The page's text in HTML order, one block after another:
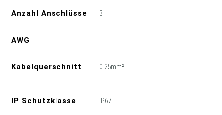
Anzahl Anschlüsse 3
AWG
Kabelquerschnitt 0.25mm²
IP Schutzklasse IP67